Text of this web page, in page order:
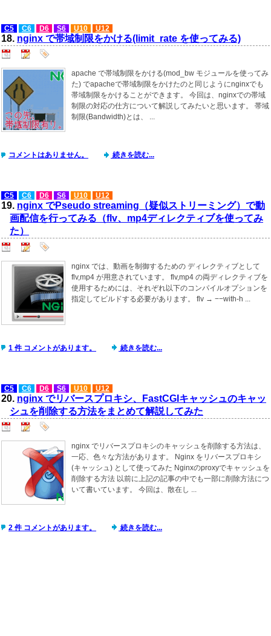
C5 C6 D6 S6 U10 U12
18. nginx で帯域制限をかける(limit_rate を使ってみる)
apache で帯域制限をかける(mod_bw モジュールを使ってみ
た) でapacheで帯域制限をかけたのと同じようにnginxでも
帯域制限をかけることができます。 今回は、nginxでの帯域
制限の対応の仕方について解説してみたいと思います。 帯域
制限(Bandwidth)とは、 ...
コメントはありません。 続きを読む...
C5 C6 D6 S6 U10 U12
19. nginx でPseudo streaming（疑似ストリーミング）で動
画配信を行ってみる（flv、mp4ディレクティブを使ってみ
た）
nginx では、動画を制御するための ディレクティブとして
flv,mp4 が用意されています。 flv,mp4 の両ディレクティブを
使用するためには、それぞれ以下のコンパイルオプションを
指定してビルドする必要があります。 flv → −−with-h ...
1 件 コメントがあります。 続きを読む...
C5 C6 D6 S6 U10 U12
20. nginx でリバースプロキシ、FastCGIキャッシュのキャッ
シュを削除する方法をまとめて解説してみた
nginx でリバースプロキシのキャッシュを削除する方法は、
一応、色々な方法があります。 Nginx をリバースプロキシ
(キャッシュ) として使ってみた Nginxのproxyでキャッシュを
削除する方法 以前に上記の記事の中でも一部に削除方法につ
いて書いています。 今回は、散在し ...
2 件 コメントがあります。 続きを読む...